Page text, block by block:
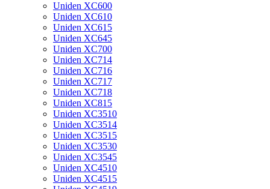
Uniden XC600
Uniden XC610
Uniden XC615
Uniden XC645
Uniden XC700
Uniden XC714
Uniden XC716
Uniden XC717
Uniden XC718
Uniden XC815
Uniden XC3510
Uniden XC3514
Uniden XC3515
Uniden XC3530
Uniden XC3545
Uniden XC4510
Uniden XC4515